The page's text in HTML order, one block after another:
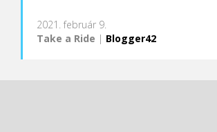
2021. február 9.
Take a Ride | Blogger42